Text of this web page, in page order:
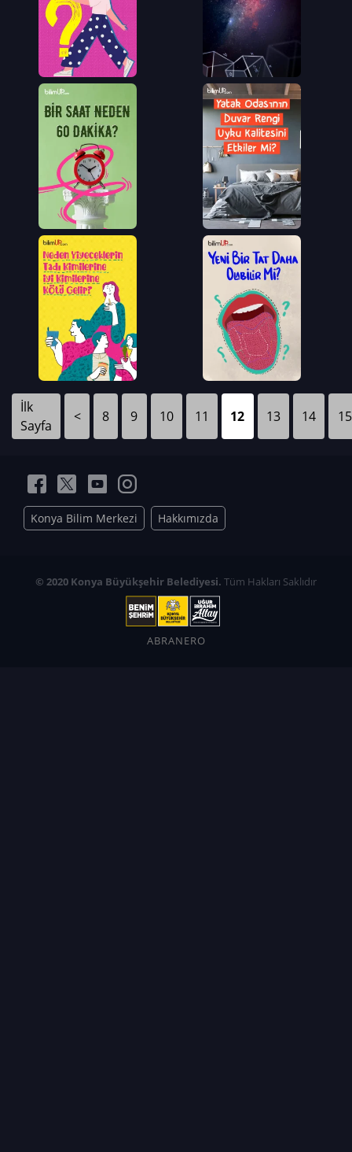
İlk
Sayfa
< 8 9 10 11 12 13 14 15
Konya Bilim Merkezi Hakkımızda
© 2020 Konya Büyükşehir Belediyesi. Tüm Hakları Saklıdır
ABRANERO